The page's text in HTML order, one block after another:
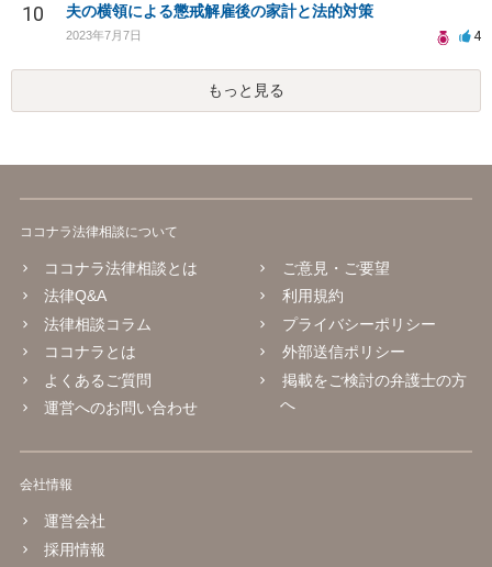
10 夫の横領による懲戒解雇後の家計と法的対策
2023年7月7日 4
もっと見る
ココナラ法律相談について
ココナラ法律相談とは
法律Q&A
法律相談コラム
ココナラとは
よくあるご質問
運営へのお問い合わせ
ご意見・ご要望
利用規約
プライバシーポリシー
外部送信ポリシー
掲載をご検討の弁護士の方
へ
会社情報
運営会社
採用情報